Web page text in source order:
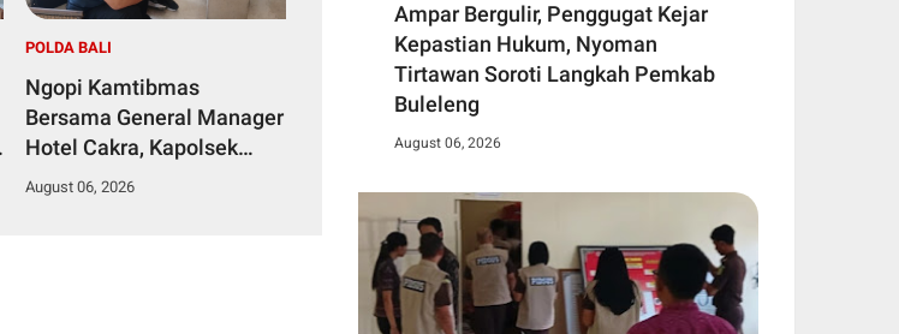
POLDA BALI
Ngopi Kamtibmas
Bersama General Manager
Hotel Cakra, Kapolsek
Dentim Perkuat Sinergi
August 06, 2026
Ampar Bergulir, Penggugat Kejar
Kepastian Hukum, Nyoman
Tirtawan Soroti Langkah Pemkab
Buleleng
August 06, 2026